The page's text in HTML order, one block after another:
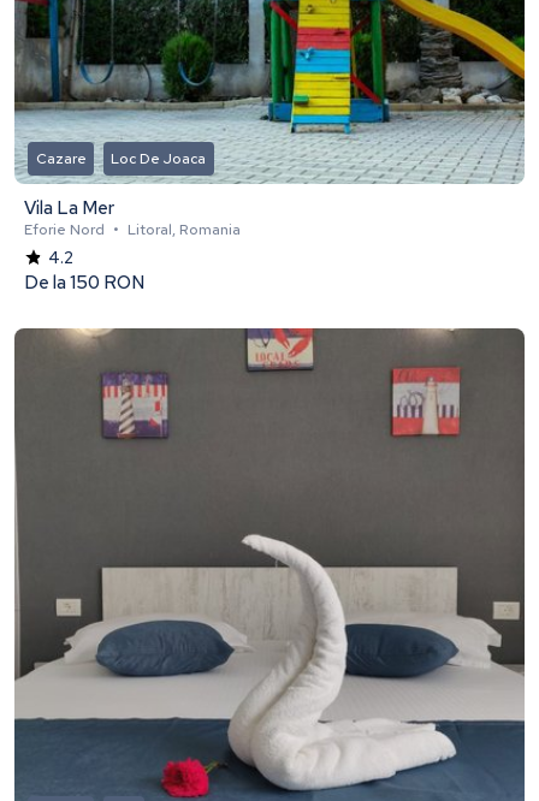
Cazare Loc De Joaca
Vila La Mer
Eforie Nord • Litoral, Romania
4.2
De la150 RON